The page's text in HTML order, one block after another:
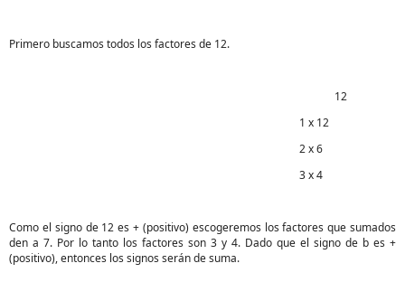
Primero buscamos todos los factores de 12.
12
1 x 12
2 x 6
3 x 4
Como el signo de 12 es + (positivo) escogeremos los factores que sumados
den a 7. Por lo tanto los factores son 3 y 4. Dado que el signo de b es +
(positivo), entonces los signos serán de suma.